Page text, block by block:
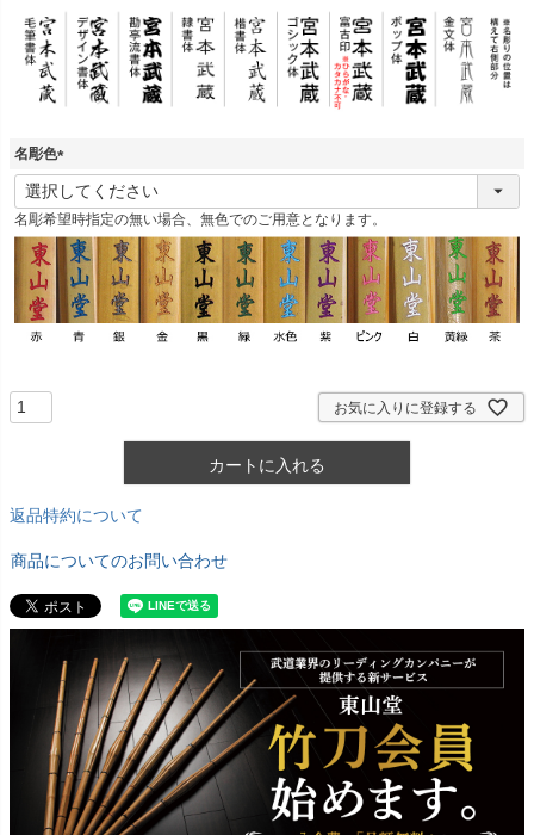
名彫色
(
必
須
名彫希望時指定の無い場合、無色でのご用意となります。
お気に入りに登録する
カートに入れる
返品特約について
商品についてのお問い合わせ